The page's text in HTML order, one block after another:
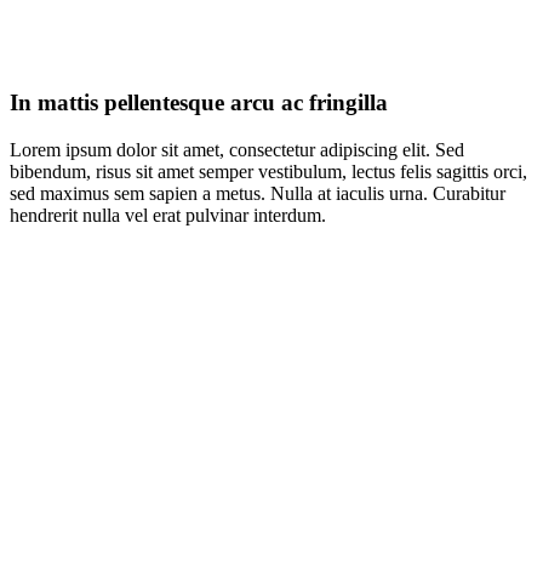
In mattis pellentesque arcu ac fringilla
Lorem ipsum dolor sit amet, consectetur adipiscing elit. Sed
bibendum, risus sit amet semper vestibulum, lectus felis sagittis orci,
sed maximus sem sapien a metus. Nulla at iaculis urna. Curabitur
hendrerit nulla vel erat pulvinar interdum.